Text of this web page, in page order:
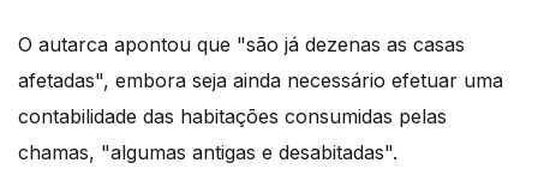
O autarca apontou que "são já dezenas as casas
afetadas", embora seja ainda necessário efetuar uma
contabilidade das habitações consumidas pelas
chamas, "algumas antigas e desabitadas".